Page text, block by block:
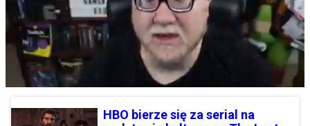
HBO bierze się za serial na